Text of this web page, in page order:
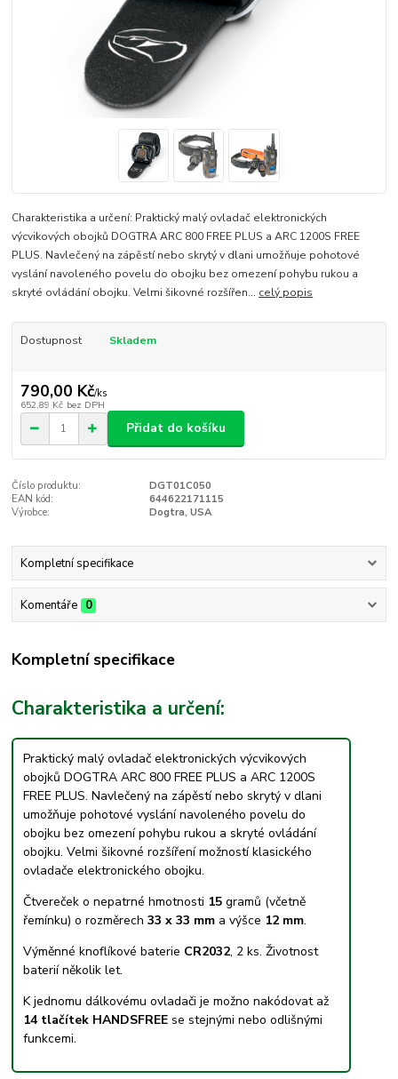
Charakteristika a určení: Praktický malý ovladač elektronických
výcvikových obojků DOGTRA ARC 800 FREE PLUS a ARC 1200S FREE
PLUS. Navlečený na zápěstí nebo skrytý v dlani umožňuje pohotové
vyslání navoleného povelu do obojku bez omezení pohybu rukou a
skryté ovládání obojku. Velmi šikovné rozšířen... celý popis
Dostupnost Skladem
790,00 Kč/ks
652,89 Kč bez DPH
Přidat do košíku
Číslo produktu:
DGT01C050
EAN kód:
644622171115
Výrobce:
Dogtra, USA
Kompletní specifikace
Komentáře 0
Kompletní specifikace
Charakteristika a určení:
Praktický malý ovladač elektronických výcvikových
obojků DOGTRA ARC 800 FREE PLUS a ARC 1200S
FREE PLUS. Navlečený na zápěstí nebo skrytý v dlani
umožňuje pohotové vyslání navoleného povelu do
obojku bez omezení pohybu rukou a skryté ovládání
obojku. Velmi šikovné rozšíření možností klasického
ovladače elektronického obojku.
Čtvereček o nepatrné hmotnosti 15 gramů (včetně
řemínku) o rozměrech33 x 33 mm a výšce 12 mm.
Výměnné knoflíkové baterie CR2032, 2 ks. Životnost
baterií několik let.
K jednomu dálkovému ovladači je možno nakódovat až
14 tlačítek HANDSFREEse stejnými nebo odlišnými
funkcemi.